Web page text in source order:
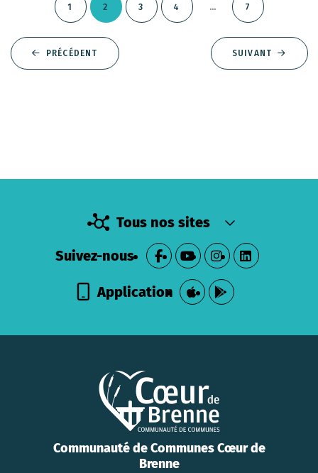
PRÉCÉDENT
1 2 3 4 ... 7
SUIVANT
Tous nos sites
Suivez-nous
Application
Communauté de Communes Cœur de
Brenne